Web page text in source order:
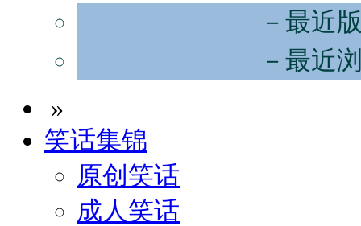
－最近
－最近
»
笑话集锦
原创笑话
成人笑话